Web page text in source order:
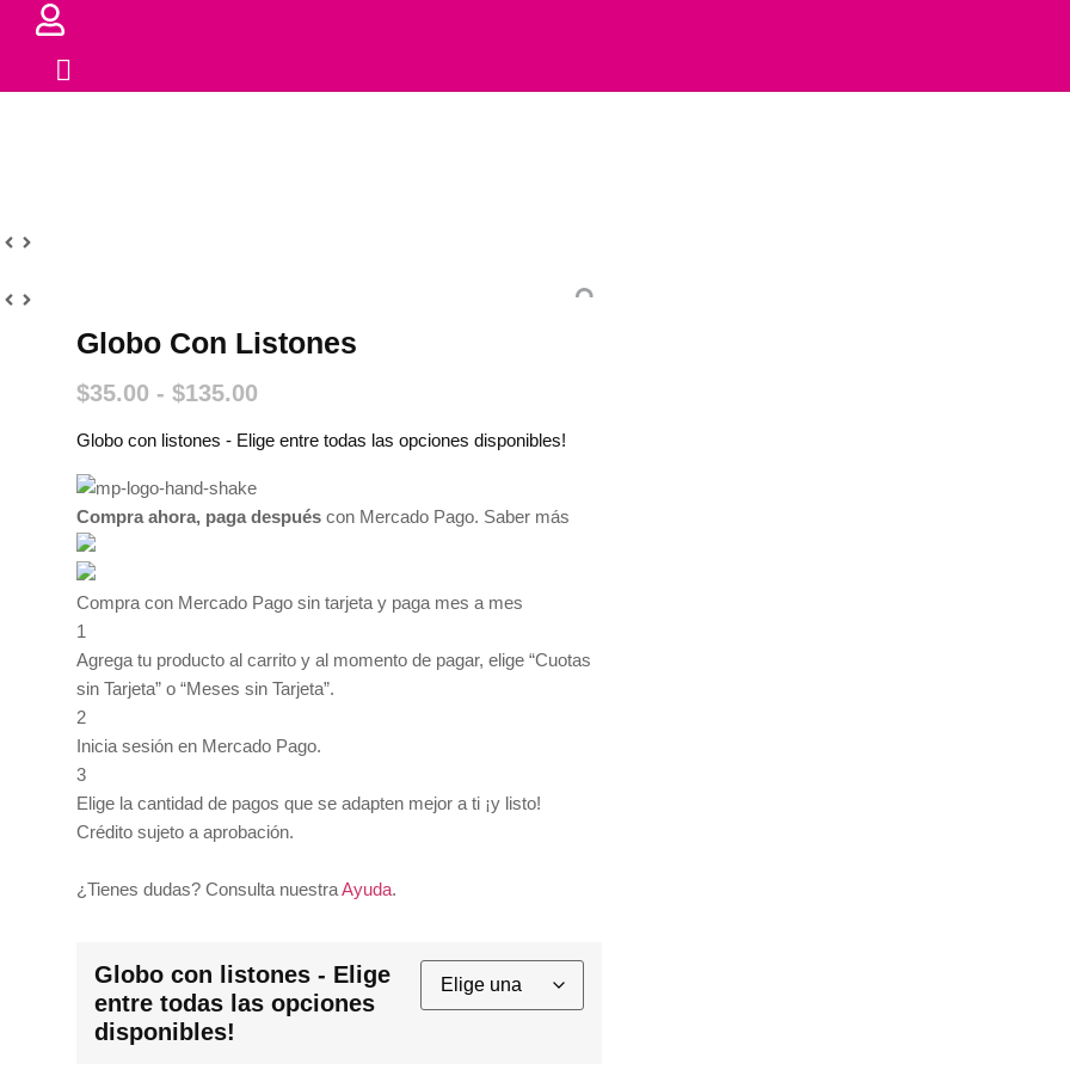
Globo Con Listones
$35.00 - $135.00
precios:
$35.00
hasta
Globo con listones - Elige entre todas las opciones disponibles!
Compra ahora, paga después con Mercado Pago. Saber más
Compra con Mercado Pago sin tarjeta y paga mes a mes
1
Agrega tu producto al carrito y al momento de pagar, elige “Cuotas
sin Tarjeta” o “Meses sin Tarjeta”.
2
Inicia sesión en Mercado Pago.
3
Elige la cantidad de pagos que se adapten mejor a ti ¡y listo!
Crédito sujeto a aprobación.
¿Tienes dudas? Consulta nuestraAyuda.
Globo con listones - Elige
entre todas las opciones
disponibles!